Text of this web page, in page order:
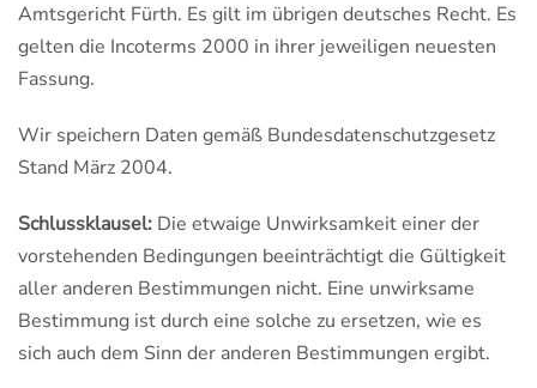
Amtsgericht Fürth. Es gilt im übrigen deutsches Recht. Es
gelten die Incoterms 2000 in ihrer jeweiligen neuesten
Fassung.
Wir speichern Daten gemäß Bundesdatenschutzgesetz
Stand März 2004.
Schlussklausel: Die etwaige Unwirksamkeit einer der
vorstehenden Bedingungen beeinträchtigt die Gültigkeit
aller anderen Bestimmungen nicht. Eine unwirksame
Bestimmung ist durch eine solche zu ersetzen, wie es
sich auch dem Sinn der anderen Bestimmungen ergibt.